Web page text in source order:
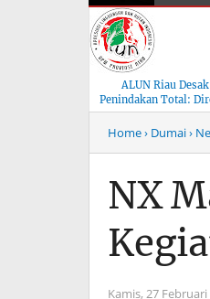
ALUN Riau Desak
Penindakan Total:
Musim Mas Harus
Bertanggung
Home› Dumai›
NX
Kamis, 27 Februari